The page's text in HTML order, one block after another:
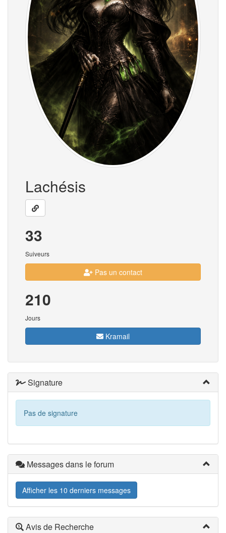
Lachésis
33
Suiveurs
Pas un contact
210
Jours
Kramail
Signature
Pas de signature
Messages dans le forum
Afficher les 10 derniers messages
Avis de Recherche